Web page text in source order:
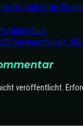
„Call of the
mit neuer Single
veröffentlicht.